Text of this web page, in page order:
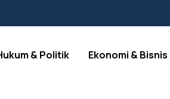
& Politik Ekonomi & Bisnis